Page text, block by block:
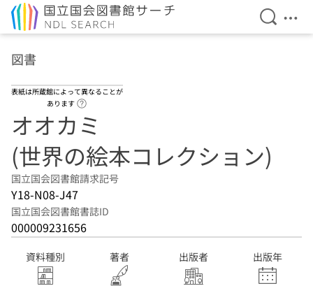
検索を
メ
図書
表紙は所蔵館によって異なることが
あります
オオカミ
(世界の絵本コレクション)
国立国会図書館請求記号
Y18-N08-J47
国立国会図書館書誌ID
000009231656
資料種別 著者 出版者 出版年